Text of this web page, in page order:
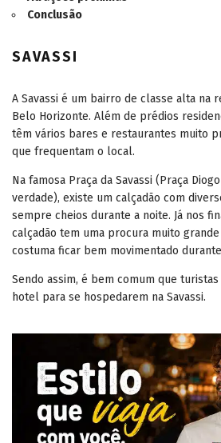
Conclusão
SAVASSI
A Savassi é um bairro de classe alta na
Belo Horizonte. Além de prédios
têm vários bares e restaurantes muito
que frequentam o local.
Na famosa Praça da Savassi (Praça
verdade), existe um calçadão com
sempre cheios durante a noite. Já nos
calçadão tem uma procura muito
costuma ficar bem movimentado
Sendo assim, é bem comum que
hotel para se hospedarem na Savassi.